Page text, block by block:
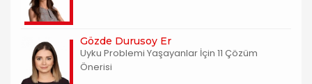
Gözde Durusoy Er
Uyku Problemi Yaşayanlar İçin 11 Çözüm
Önerisi